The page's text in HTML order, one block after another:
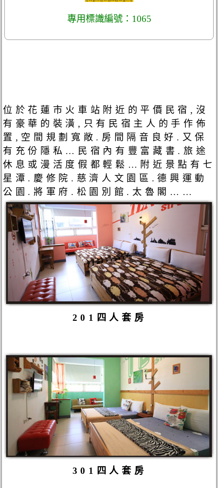
專用標識編號：1065
位於花蓮市火車站附近的平價民宿,沒
有豪華的裝潢,只有民宿主人的手作佈
置,空間規劃寬敞.房間隔音良好.又保
有充份隱私…民宿內有豐富藏書.旅途
休息或漫活度假都輕鬆…附近景點有七
星潭.慶修院.慈濟人文園區.德興運動
公園.將軍府.松園別館.太魯閣……
201四人套房
301四人套房